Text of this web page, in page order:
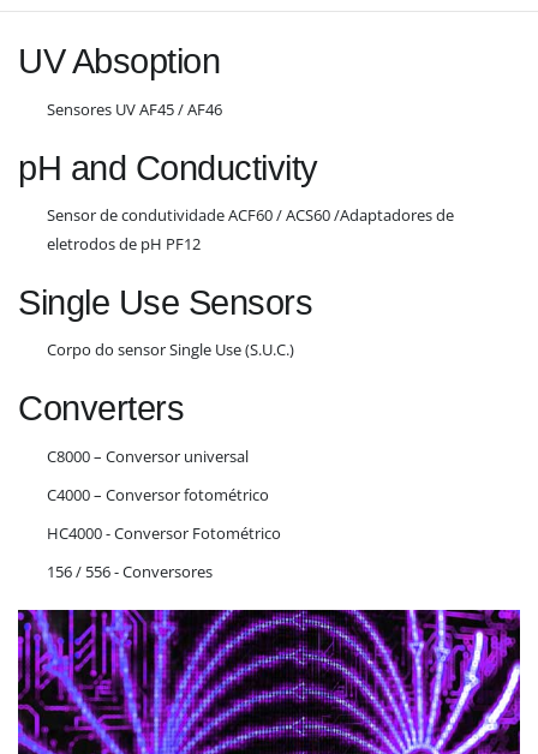
UV Absoption
Sensores UV AF45 / AF46
pH and Conductivity
Sensor de condutividade ACF60 / ACS60 /Adaptadores de
eletrodos de pH PF12
Single Use Sensors
Corpo do sensor Single Use (S.U.C.)
Converters
C8000 – Conversor universal
C4000 – Conversor fotométrico
HC4000 - Conversor Fotométrico
156 / 556 - Conversores